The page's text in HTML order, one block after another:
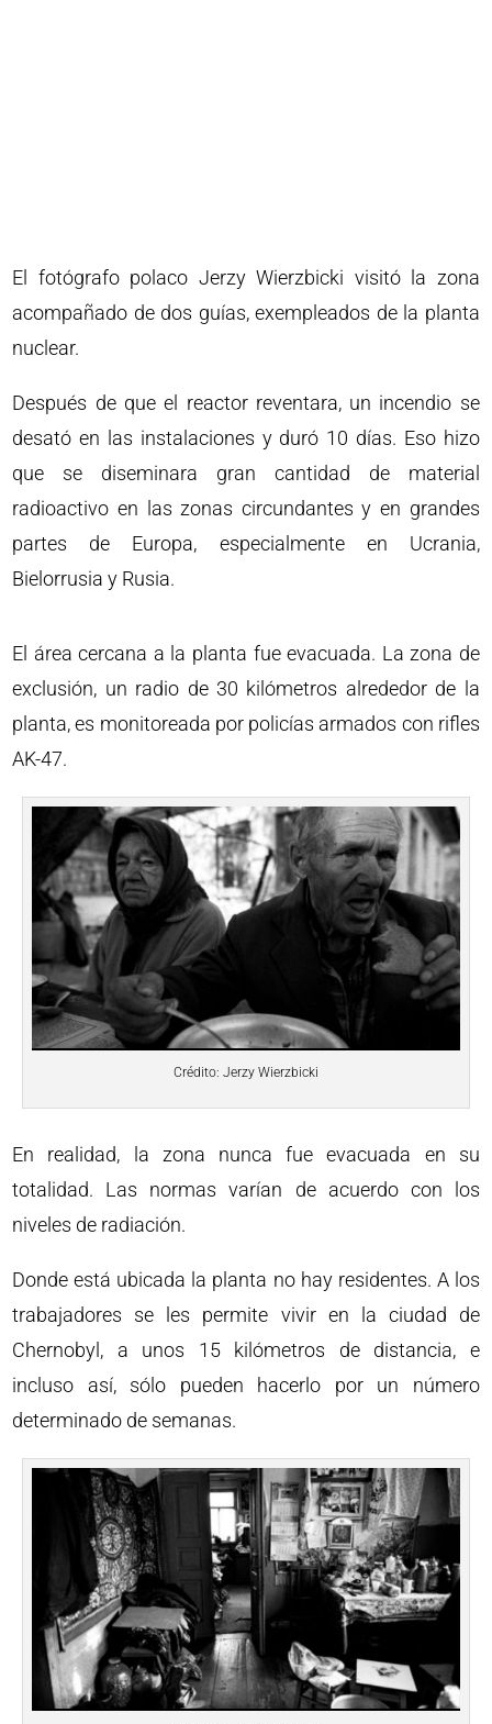
El fotógrafo polaco Jerzy Wierzbicki visitó la zona
acompañado de dos guías, exempleados de la planta
nuclear.
Después de que el reactor reventara, un incendio se
desató en las instalaciones y duró 10 días. Eso hizo
que se diseminara gran cantidad de material
radioactivo en las zonas circundantes y en grandes
partes de Europa, especialmente en Ucrania,
Bielorrusia y Rusia.
El área cercana a la planta fue evacuada. La zona de
exclusión, un radio de 30 kilómetros alrededor de la
planta, es monitoreada por policías armados con rifles
AK-47.
Crédito: Jerzy Wierzbicki
En realidad, la zona nunca fue evacuada en su
totalidad. Las normas varían de acuerdo con los
niveles de radiación.
Donde está ubicada la planta no hay residentes. A los
trabajadores se les permite vivir en la ciudad de
Chernobyl, a unos 15 kilómetros de distancia, e
incluso así, sólo pueden hacerlo por un número
determinado de semanas.